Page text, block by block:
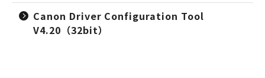
Canon Driver Configuration Tool
V4.20（32bit）